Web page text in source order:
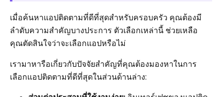
เมื่อค้นหาแอปติดตามที่ดีที่สุดสำหรับครอบครัว คุณต้องมี
ลำดับความสำคัญบางประการ ตัวเลือกเหล่านี้ ช่วยเหลือ
คุณตัดสินใจว่าจะเลือกแอปหรือไม่
เรามาหารือเกี่ยวกับปัจจัยสำคัญที่คุณต้องมองหาในการ
เลือกแอปติดตามที่ดีที่สุดในส่วนด้านล่าง: